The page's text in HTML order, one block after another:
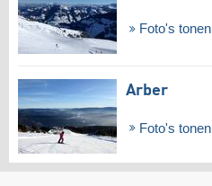
Foto's tonen
Arber
Foto's tonen